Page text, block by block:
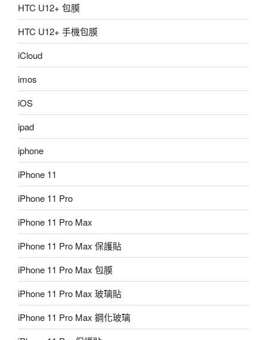
HTC U12+ 包膜
HTC U12+ 手機包膜
iCloud
imos
iOS
ipad
iphone
iPhone 11
iPhone 11 Pro
iPhone 11 Pro Max
iPhone 11 Pro Max 保護貼
iPhone 11 Pro Max 包膜
iPhone 11 Pro Max 玻璃貼
iPhone 11 Pro Max 鋼化玻璃